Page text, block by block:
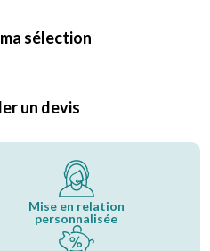
sélection
un devis
Mise en relation
personnalisée